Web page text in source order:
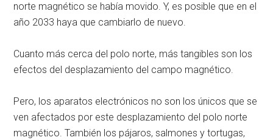
norte magnético se había movido. Y, es posible que en el
año 2033 haya que cambiarlo de nuevo.
Cuanto más cerca del polo norte, más tangibles son los
efectos del desplazamiento del campo magnético.
Pero, los aparatos electrónicos no son los únicos que se
ven afectados por este desplazamiento del polo norte
magnético. También los pájaros, salmones y tortugas,